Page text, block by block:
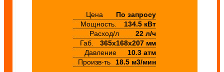
Цена
По запросу
Мощность.
134.5 кВт
Расход/л
22 л/ч
Габ.
365х168х207 мм
Давление
10.3 атм
Произв-ть
18.5 м3/мин